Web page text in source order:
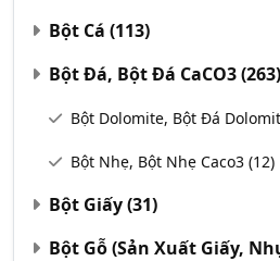
Bột Cá (113)
Bột Đá, Bột Đá CaCO3(263)
Bột Dolomite, Bột Đá
Bột Nhẹ, Bột Nhẹ Caco3 (12)
Bột Giấy(31)
Bột Gỗ (Sản Xuất Giấy,